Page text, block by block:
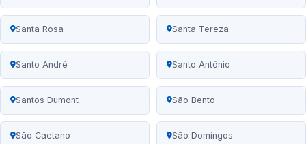
Santa Rosa Santa Tereza
Santo André Santo Antônio
Santos Dumont São Bento
São Caetano São Domingos